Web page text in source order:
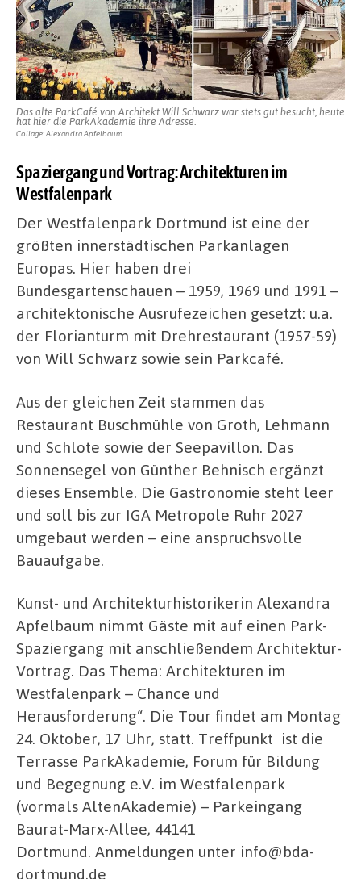
Das alte ParkCafé von Architekt Will Schwarz war stets gut besucht, heute
hat hier die ParkAkademie ihre Adresse.
Collage: Alexandra Apfelbaum
Spaziergang und Vortrag: Architekturen im
Westfalenpark
Der Westfalenpark Dortmund ist eine der
größten innerstädtischen Parkanlagen
Europas. Hier haben drei
Bundesgartenschauen – 1959, 1969 und 1991 –
architektonische Ausrufezeichen gesetzt: u.a.
der Florianturm mit Drehrestaurant (1957-59)
von Will Schwarz sowie sein Parkcafé.
Aus der gleichen Zeit stammen das
Restaurant Buschmühle von Groth, Lehmann
und Schlote sowie der Seepavillon. Das
Sonnensegel von Günther Behnisch ergänzt
dieses Ensemble. Die Gastronomie steht leer
und soll bis zur IGA Metropole Ruhr 2027
umgebaut werden – eine anspruchsvolle
Bauaufgabe.
Kunst- und Architekturhistorikerin Alexandra
Apfelbaum nimmt Gäste mit auf einen Park-
Spaziergang mit anschließendem Architektur-
Vortrag. Das Thema: Architekturen im
Westfalenpark – Chance und
Herausforderung“. Die Tour findet am Montag
24. Oktober, 17 Uhr, statt. Treffpunkt ist die
Terrasse ParkAkademie, Forum für Bildung
und Begegnung e.V. im Westfalenpark
(vormals AltenAkademie) – Parkeingang
Baurat-Marx-Allee, 44141
Dortmund. Anmeldungen unter info@bda-
dortmund.de